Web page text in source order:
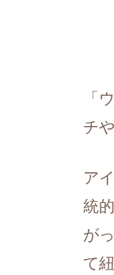
「
チ
ア
統
が
て